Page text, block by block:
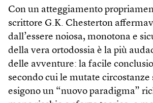
Con un atteggiamento
scrittore G.K. Chesterton
dall’essere noiosa, monotona e
della vera ortodossia è la più
delle avventure: la facile
secondo cui le mutate circostanze
esigono un “nuovo paradigma”